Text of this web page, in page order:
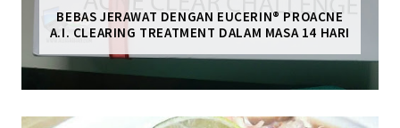
BEBAS JERAWAT DENGAN EUCERIN® PROACNE
A.I. CLEARING TREATMENT DALAM MASA 14 HARI